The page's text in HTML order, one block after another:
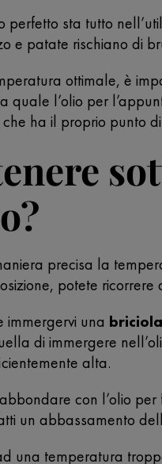
perfetto sta tutto
e patate rischiano di
ottimale, è
quale l’olio per
che ha il proprio punto
precisa la
potete
immergervi una
di immergere
alta.
con l’olio
un abbassamento
una temperatura